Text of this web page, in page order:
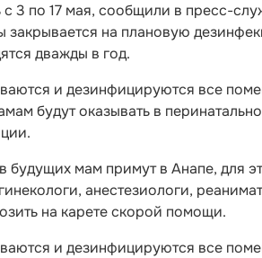
3 по 17 мая, сообщили в пресс-
закрывается на плановую
дважды в год.
и дезинфицируются все
будут оказывать в
будущих мам примут в Анапе, для
анестезиологи,
на карете скорой помощи.
и дезинфицируются все